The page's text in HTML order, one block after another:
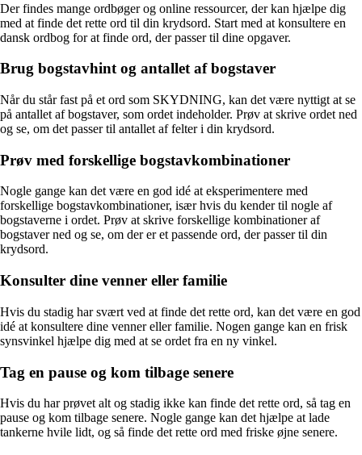
Der findes mange ordbøger og online ressourcer, der kan hjælpe dig
med at finde det rette ord til din krydsord. Start med at konsultere en
dansk ordbog for at finde ord, der passer til dine opgaver.
Brug bogstavhint og antallet af bogstaver
Når du står fast på et ord som SKYDNING, kan det være nyttigt at se
på antallet af bogstaver, som ordet indeholder. Prøv at skrive ordet ned
og se, om det passer til antallet af felter i din krydsord.
Prøv med forskellige bogstavkombinationer
Nogle gange kan det være en god idé at eksperimentere med
forskellige bogstavkombinationer, især hvis du kender til nogle af
bogstaverne i ordet. Prøv at skrive forskellige kombinationer af
bogstaver ned og se, om der er et passende ord, der passer til din
krydsord.
Konsulter dine venner eller familie
Hvis du stadig har svært ved at finde det rette ord, kan det være en god
idé at konsultere dine venner eller familie. Nogen gange kan en frisk
synsvinkel hjælpe dig med at se ordet fra en ny vinkel.
Tag en pause og kom tilbage senere
Hvis du har prøvet alt og stadig ikke kan finde det rette ord, så tag en
pause og kom tilbage senere. Nogle gange kan det hjælpe at lade
tankerne hvile lidt, og så finde det rette ord med friske øjne senere.